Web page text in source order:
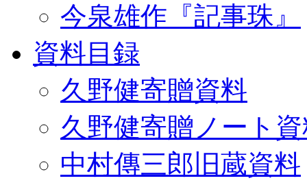
今泉雄作『記事珠』
資料目録
久野健寄贈資料
久野健寄贈ノート
中村傳三郎旧蔵資料